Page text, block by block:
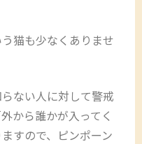
猫も少なくありませ
ない人に対して警戒
から誰かが入ってく
すので、ピンポーン